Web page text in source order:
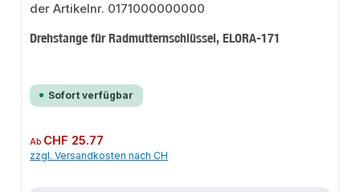
Drehstange für Radmutternschlüssel, ELORA-171
Sofort verfügbar
Regulärer Preis:
Ab CHF 25.77
zzgl. Versandkosten nach CH